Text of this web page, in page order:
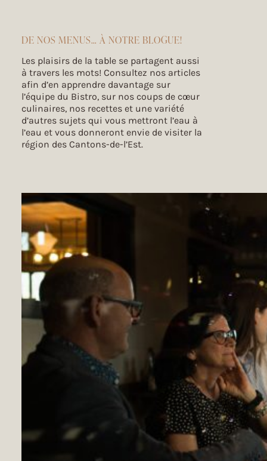
120 Rue des Pins,
Épices Crousset
Épices
571 Rue Bisaillon,
Magog (Québec), J1X 8C2
Virgin Hill Coffee
Café
Un brin d’ail
Ail et légumes variés
283 Québec 222,
Racine (Québec), J0E 1Y0
Abbaye Saint-Benoît-du-Lac
Fromages
1 Rue Principale,
Saint-Benoît-du-Lac (Québec), J0B 2M0
Fait maison
Pâtes fraîches
59 Rue Saint-Joseph,
Sherbrooke (Québec), J1C 0P6
faitmaisonpatesfraiches.com
Sherbrooke (Québec), J1H 0E9
Les Vraies Richesses
DE NOS MENUS… À NOTRE BLOGUE!
Les plaisirs de la table se partagent aussi
à travers les mots! Consultez nos articles
afin d’en apprendre davantage sur
l’équipe du Bistro, sur nos coups de cœur
culinaires, nos recettes et une variété
d’autres sujets qui vous mettront l’eau à
l’eau et vous donneront envie de visiter la
région des Cantons-de-l’Est.